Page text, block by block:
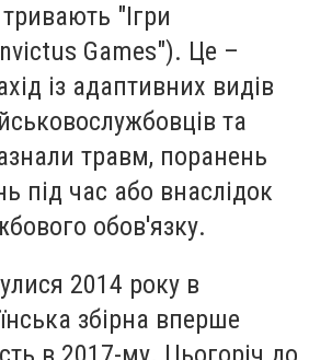
"Ігри
Games"). Це –
із адаптивних видів
та
травм, поранень
під час або внаслідок
обов'язку.
2014 року в
збірна вперше